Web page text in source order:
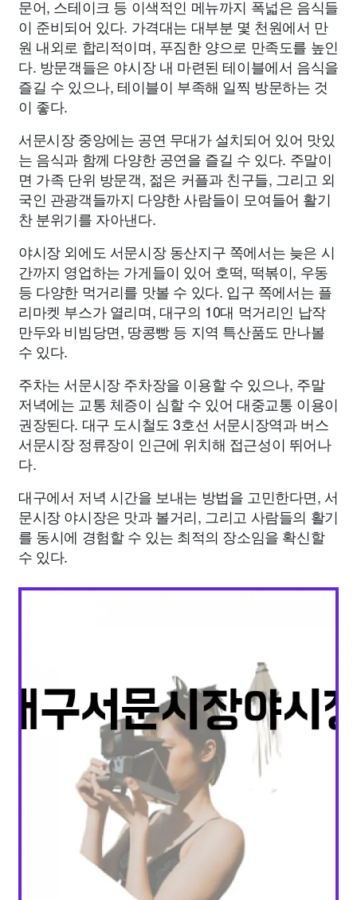
문어, 스테이크 등 이색적인 메뉴까지 폭넓은 음식들
이 준비되어 있다. 가격대는 대부분 몇 천원에서 만
원 내외로 합리적이며, 푸짐한 양으로 만족도를 높인
다. 방문객들은 야시장 내 마련된 테이블에서 음식을
즐길 수 있으나, 테이블이 부족해 일찍 방문하는 것
이 좋다.
서문시장 중앙에는 공연 무대가 설치되어 있어 맛있
는 음식과 함께 다양한 공연을 즐길 수 있다. 주말이
면 가족 단위 방문객, 젊은 커플과 친구들, 그리고 외
국인 관광객들까지 다양한 사람들이 모여들어 활기
찬 분위기를 자아낸다.
야시장 외에도 서문시장 동산지구 쪽에서는 늦은 시
간까지 영업하는 가게들이 있어 호떡, 떡볶이, 우동
등 다양한 먹거리를 맛볼 수 있다. 입구 쪽에서는 플
리마켓 부스가 열리며, 대구의 10대 먹거리인 납작
만두와 비빔당면, 땅콩빵 등 지역 특산품도 만나볼
수 있다.
주차는 서문시장 주차장을 이용할 수 있으나, 주말
저녁에는 교통 체증이 심할 수 있어 대중교통 이용이
권장된다. 대구 도시철도 3호선 서문시장역과 버스
서문시장 정류장이 인근에 위치해 접근성이 뛰어나
다.
대구에서 저녁 시간을 보내는 방법을 고민한다면, 서
문시장 야시장은 맛과 볼거리, 그리고 사람들의 활기
를 동시에 경험할 수 있는 최적의 장소임을 확신할
수 있다.